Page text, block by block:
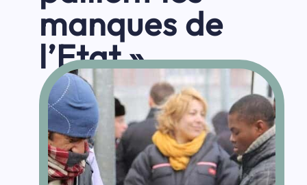
manques de
l’Etat »
parJulia Montfort|Sep 18, 2024